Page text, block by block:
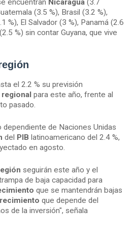
encuentran Nicaragua (3.7
(3.5 %), Brasil (3.2 %),
%), El Salvador (3 %), Panamá (2.6
%) sin contar Guyana, que vive
el 2.2 % su previsión
regional para este año, frente al
pasado.
de Naciones Unidas
del PIB latinoamericano del 2.4 %,
en agosto.
seguirán este año y el
de baja capacidad para
que se mantendrán bajas
que depende del
de la inversión", señala